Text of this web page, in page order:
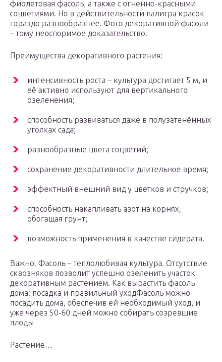
фиолетовая фасоль, а также с огненно-красными
соцветиями. Но в действительности палитра красок
гораздо разнообразнее. Фото декоративной фасоли
– тому неоспоримое доказательство.
Преимущества декоративного растения:
интенсивность роста – культура достигает 5 м, и
её активно используют для вертикального
озеленения;
способность развиваться даже в полузатенённых
уголках сада;
разнообразные цвета соцветий;
сохранение декоративности длительное время;
эффектный внешний вид у цветков и стручков;
способность накапливать азот на корнях,
обогащая грунт;
возможность применения в качестве сидерата.
Важно! Фасоль – теплолюбивая культура. Отсутствие
сквозняков позволит успешно озеленить участок
декоративным растением. Как вырастить фасоль
дома: посадка и правильный уходФасоль можно
посадить дома, обеспечив ей необходимый уход, и
уже через 50-60 дней можно собирать созревшие
плоды
Растение…